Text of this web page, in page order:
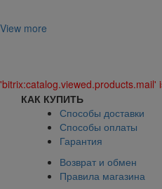
View more
'bitrix:catalog.viewed.products.mail'
КАК КУПИТЬ
Способы доставки
Способы оплаты
Гарантия
Возврат и обмен
Правила магазина